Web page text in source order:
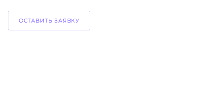
ОСТАВИТЬ ЗАЯВКУ